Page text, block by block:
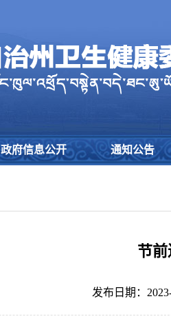
政府信息公开 通知公告
节
发布日期：